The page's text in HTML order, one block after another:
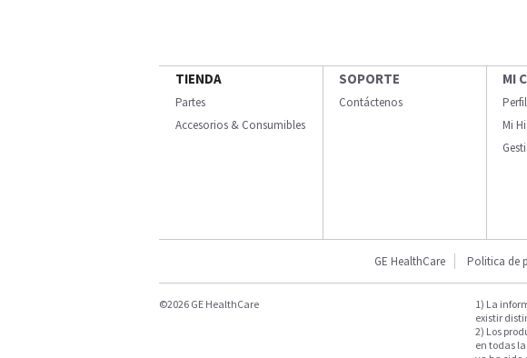
TIENDA
Partes
Accesorios & Consumibles
SOPORTE
Contáctenos
MI
Mi
GE HealthCare Politica de
©2026 GE HealthCare
1) La
existir
2) Los
en todas